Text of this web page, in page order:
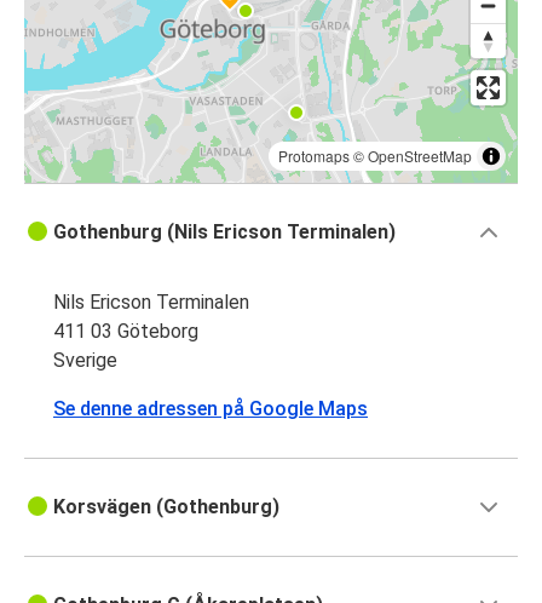
Protomaps©OpenStreetMap
Gothenburg (Nils Ericson Terminalen)
Nils Ericson Terminalen
411 03 Göteborg
Sverige
Se denne adressen på Google Maps
Korsvägen (Gothenburg)